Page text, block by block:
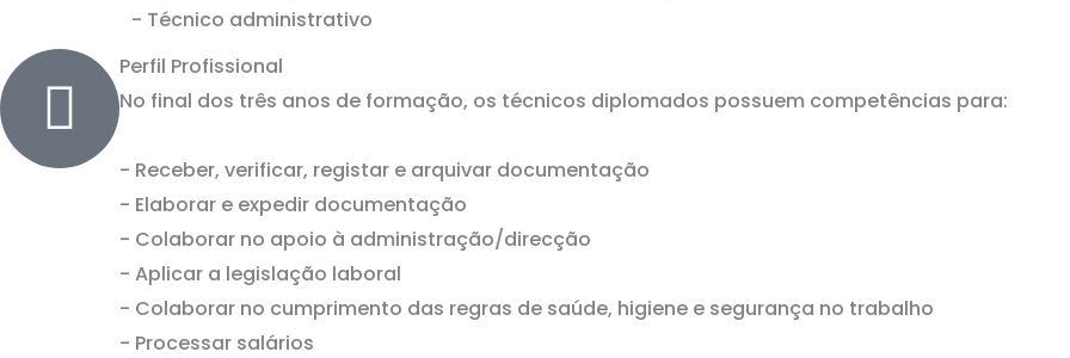
- Técnico administrativo
Perfil Profissional
No final dos três anos de formação, os técnicos diplomados possuem competências para:
- Receber, verificar, registar e arquivar documentação
- Elaborar e expedir documentação
- Colaborar no apoio à administração/direcção
- Aplicar a legislação laboral
- Colaborar no cumprimento das regras de saúde, higiene e segurança no trabalho
- Processar salários